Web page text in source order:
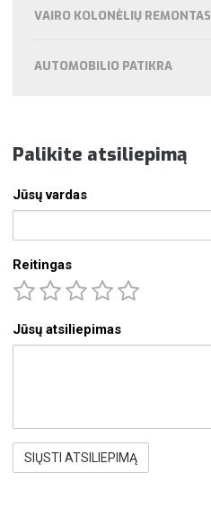
VAIRO KOLONĖLIŲ REMONTAS
AUTOMOBILIO PATIKRA
Palikite atsiliepimą
Jūsų vardas
Reitingas
Jūsų atsiliepimas